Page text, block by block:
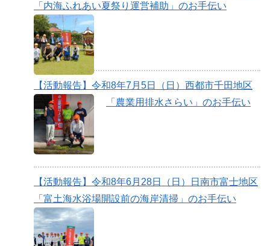
「内海ふれあい夏祭り運営補助」のお手伝い
【活動報告】令和8年7月5日（日）西都市千田地区
「農業用排水さらい」のお手伝い
【活動報告】令和8年6月28日（日）日南市富士地区
「富土海水浴場開設前の海岸清掃」のお手伝い